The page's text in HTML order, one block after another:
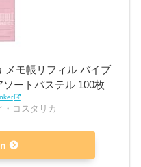
メモ帳リフィル バイブ
ートパステル 100枚
・コスタリカ